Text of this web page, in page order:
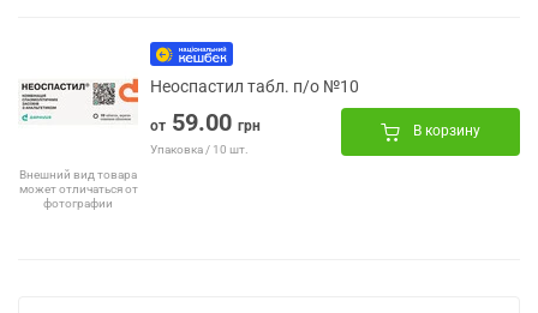
Внешний вид товара
может отличаться от
фотографии
Неоспастил табл. п/о №10
от 59.00 грн
Упаковка / 10 шт.
В корзину